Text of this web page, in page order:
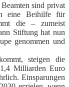
sind privat
eine Beihilfe für
die – zumeist
Stiftung hat nun
genommen und
steigen die
Milliarden Euro
Einsparungen